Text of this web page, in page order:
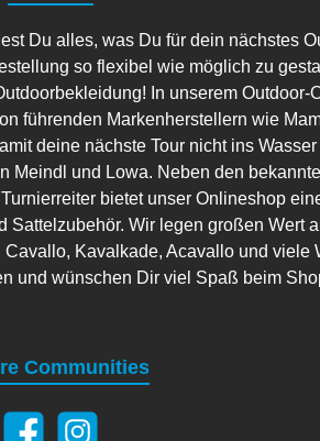
Du alles, was Du für dein nächstes
so flexibel wie möglich zu
In unserem
führenden Markenherstellern wie
deine nächste Tour nicht ins
und Lowa. Neben den
bietet unser Onlineshop
Wir legen großen Wert
Kavalkade, Acavallo und
und wünschen Dir viel Spaß beim
Communities